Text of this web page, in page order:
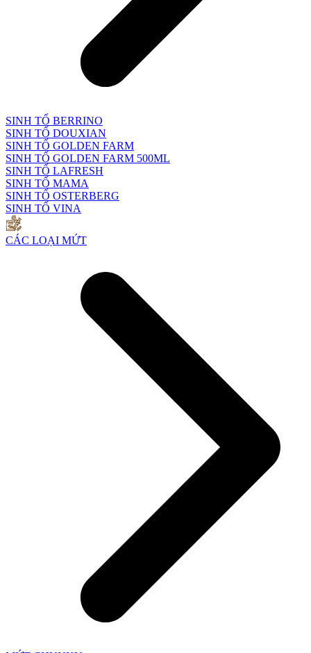
SINH TỐ BERRINO
SINH TỐ DOUXIAN
SINH TỐ GOLDEN FARM
SINH TỐ GOLDEN FARM 500ML
SINH TỐ LAFRESH
SINH TỐ MAMA
SINH TỐ OSTERBERG
SINH TỐ VINA
CÁC LOẠI MỨT